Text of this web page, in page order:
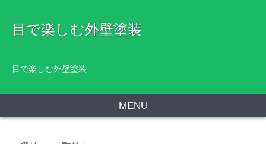
目で楽しむ外壁塗装
目で楽しむ外壁塗装
MENU